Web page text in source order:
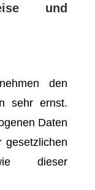
und
den
sehr ernst.
Daten
gesetzlichen
dieser